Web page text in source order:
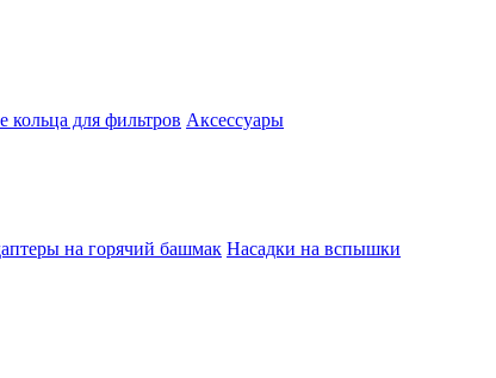
кольца для фильтров Аксессуары
на горячий башмак Насадки на вспышки